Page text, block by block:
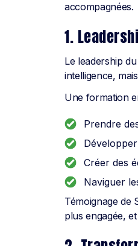
accompagnées.
1.
Le leadership
intelligence,
Une formation
Prendre
Créer des
Naviguer
Témoignage de
plus engagée,